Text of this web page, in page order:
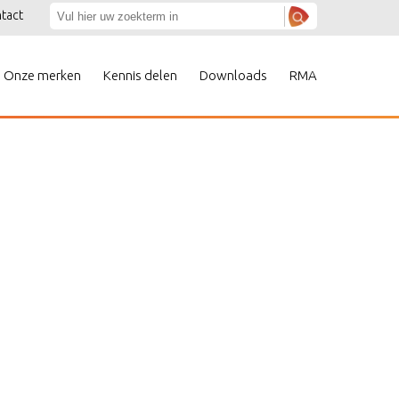
Onze merken Kennis delen Downloads RMA